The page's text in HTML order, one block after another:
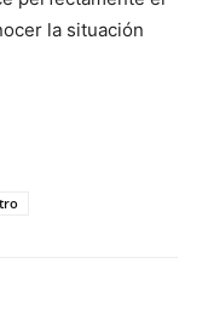
la situación